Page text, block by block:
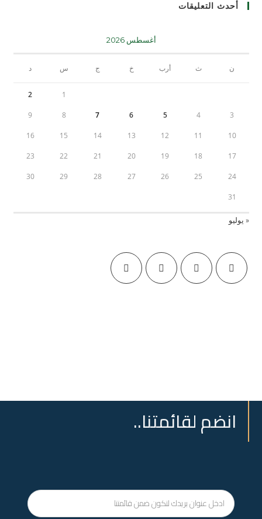
أحدث التعليقات
أغسطس 2026
ن ث أرب خ ج س د
1
2
3
4
5
6
7
8
9
10
11
12
13
14
15
16
17
18
19
20
21
22
23
24
25
26
27
28
29
30
31
« يوليو
انضم لقائمتنا..